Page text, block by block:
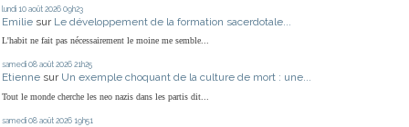
lundi 10 août 2026 09h23
Emilie sur Le développement de la formation sacerdotale...
L'habit ne fait pas nécessairement le moine me semble...
samedi 08 août 2026 21h25
Etienne sur Un exemple choquant de la culture de mort : une...
Tout le monde cherche les neo nazis dans les partis dit...
samedi 08 août 2026 19h51